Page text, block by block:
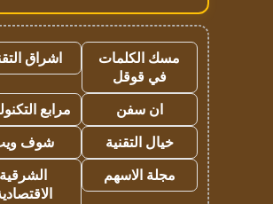
مسك الكلمات
في قوقل
اشراق
ان سفن
مرابع
خيال التقنية
شوف
مجلة الاسهم
الشرقية